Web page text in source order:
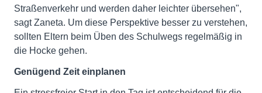
Straßenverkehr und werden daher leichter übersehen",
sagt Zaneta. Um diese Perspektive besser zu verstehen,
sollten Eltern beim Üben des Schulwegs regelmäßig in
die Hocke gehen.
Genügend Zeit einplanen